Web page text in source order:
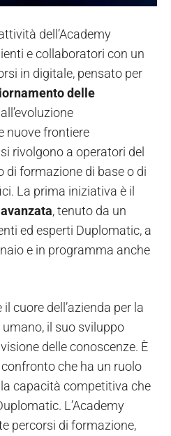
dell’Academy
e collaboratori con un
in digitale, pensato per
delle
nuove frontiere
rivolgono a operatori del
di formazione di base o di
La prima iniziativa è il
, tenuto da un
ed esperti Duplomatic, a
e in programma anche
il cuore dell’azienda per la
il suo sviluppo
delle conoscenze. È
che ha un ruolo
capacità competitiva che
L’Academy
percorsi di formazione,